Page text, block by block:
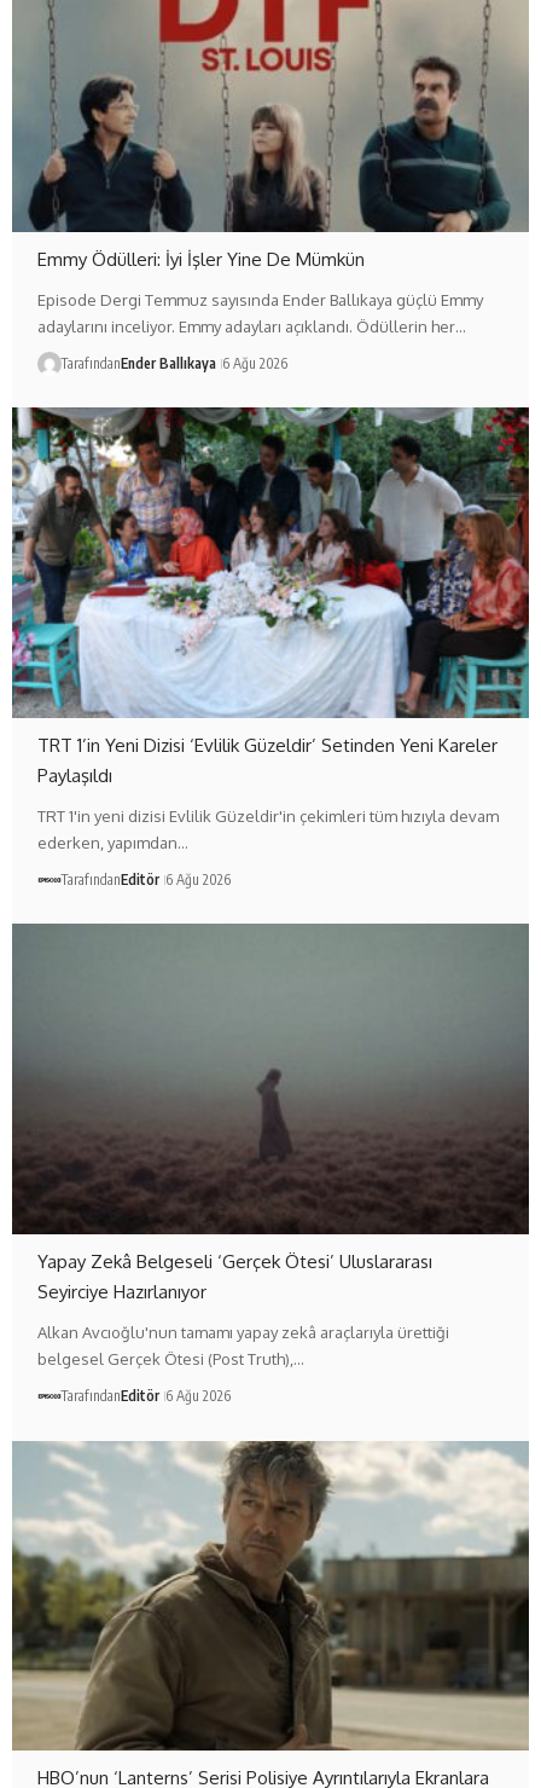
Emmy Ödülleri: İyi İşler Yine De Mümkün
Episode Dergi Temmuz sayısında Ender Ballıkaya güçlü Emmy
adaylarını inceliyor. Emmy adayları açıklandı. Ödüllerin her…
TarafındanEnder Ballıkaya 6 Ağu 2026
TRT 1’in Yeni Dizisi ‘Evlilik Güzeldir’ Setinden Yeni Kareler
Paylaşıldı
TRT 1'in yeni dizisi Evlilik Güzeldir'in çekimleri tüm hızıyla devam
ederken, yapımdan…
TarafındanEditör 6 Ağu 2026
Yapay Zekâ Belgeseli ‘Gerçek Ötesi’ Uluslararası
Seyirciye Hazırlanıyor
Alkan Avcıoğlu'nun tamamı yapay zekâ araçlarıyla ürettiği
belgesel Gerçek Ötesi (Post Truth),…
TarafındanEditör 6 Ağu 2026
HBO’nun ‘Lanterns’ Serisi Polisiye Ayrıntılarıyla Ekranlara